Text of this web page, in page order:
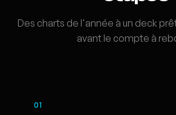
Des charts de l'année à un deck
avant le compte à
01